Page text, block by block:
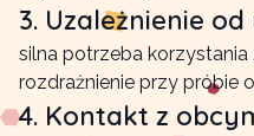
3. Uzależnienie
silna potrzeba
rozdrażnienie przy próbie
4. Kontakt z